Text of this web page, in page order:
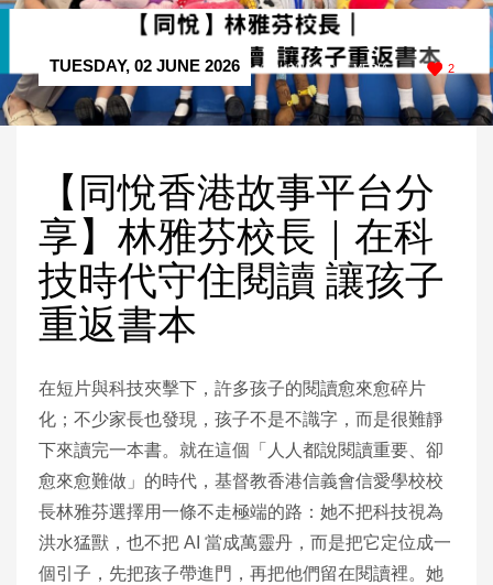
2
TUESDAY, 02 JUNE 2026 / PUBLISHED INMEDIA
【同悅香港故事平台分
享】林雅芬校長｜在科
技時代守住閱讀 讓孩子
重返書本
在短片與科技夾擊下，許多孩子的閱讀愈來愈碎片
化；不少家長也發現，孩子不是不識字，而是很難靜
下來讀完一本書。就在這個「人人都說閱讀重要、卻
愈來愈難做」的時代，基督教香港信義會信愛學校校
長林雅芬選擇用一條不走極端的路：她不把科技視為
洪水猛獸，也不把 AI 當成萬靈丹，而是把它定位成一
個引子，先把孩子帶進門，再把他們留在閱讀裡。她